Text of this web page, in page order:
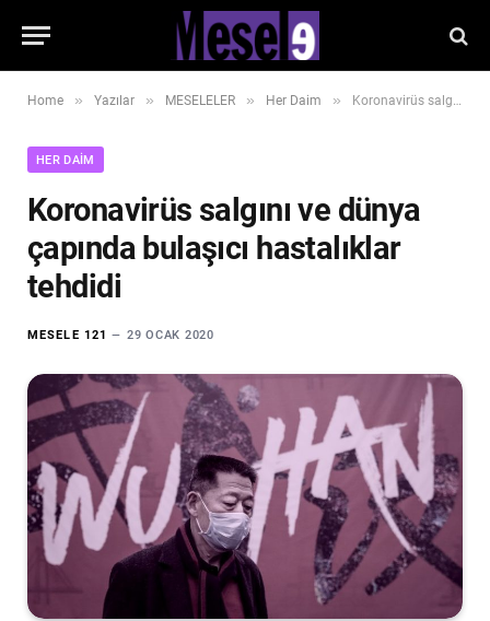
Home » Yazılar » MESELELER » Her Daim » Koronavirüs salgını ve dünya çapında bulaşıcı hastalıklar tehdidi
HER DAIM
Koronavirüs salgını ve dünya
çapında bulaşıcı hastalıklar
tehdidi
MESELE 121 29 OCAK 2020